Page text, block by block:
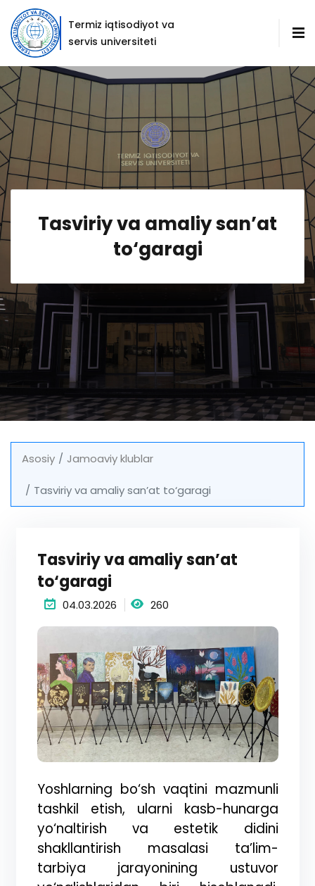
Termiz iqtisodiyot va
servis universiteti
Tasviriy va amaliy san’at
to‘garagi
Asosiy Jamoaviy klublar
Tasviriy va amaliy san’at to‘garagi
Tasviriy va amaliy san’at
to‘garagi
04.03.2026 260
Yoshlarning bo‘sh vaqtini mazmunli
tashkil etish, ularni kasb-hunarga
yo‘naltirish va estetik didini
shakllantirish masalasi ta’lim-
tarbiya jarayonining ustuvor